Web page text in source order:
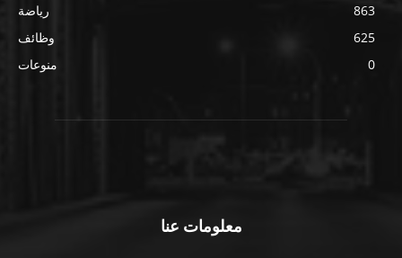
رياضة
863
وظائف
625
منوعات
0
معلومات عنا